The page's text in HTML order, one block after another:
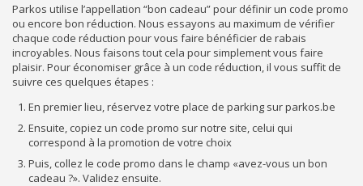
Parkos utilise l’appellation “bon cadeau” pour définir un code promo
ou encore bon réduction. Nous essayons au maximum de vérifier
chaque code réduction pour vous faire bénéficier de rabais
incroyables. Nous faisons tout cela pour simplement vous faire
plaisir. Pour économiser grâce à un code réduction, il vous suffit de
suivre ces quelques étapes :
En premier lieu, réservez votre place de parking sur parkos.be
Ensuite, copiez un code promo sur notre site, celui qui
correspond à la promotion de votre choix
Puis, collez le code promo dans le champ «avez-vous un bon
cadeau ?». Validez ensuite.